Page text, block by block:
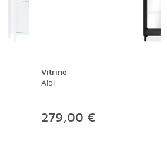
Vitrine
Albi
279,00 €